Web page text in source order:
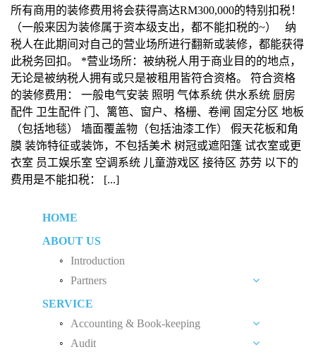
所有商用的装修费用将会获得高达RM300,000的特别扣税！
（一般来因为装修属于资本级支出，都不能扣税的~） 纳
税人在此期间对自己的营业场所进行翻新或装修，都能获得
此税务回扣。 *营业场所：被纳税人用于商业目的的地点，
无论是被纳税人拥有或只是被租用皆符合资格。 符合资格
的装修费用： 一般电气安装 照明 气体系统 供水系统 厨房
配件 卫生配件 门、篱笆、窗户、格栅、卷闸 固定分区 地板
（包括地毯） 墙面覆盖物（包括油漆工作） 假天花板和角
膜 装饰特征或装饰，不包括美术 树冠或遮阳篷 试衣室或更
衣室 员工娱乐室 空调系统 儿童游戏区 接待区 苏劳 以下的
费用是不能扣税： [...]
HOME
ABOUT US
Introduction
Partners
Liew Chang Chee
Teng Kong Yang
Chin Xin Yee
SERVICE
Accounting & Book-keeping
Accounting and Book-keeping Services
Audit